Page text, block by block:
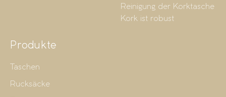
Reinigung der Korktasche
Kork ist robust
Produkte
Taschen
Rucksäcke